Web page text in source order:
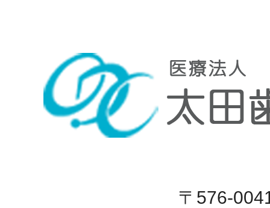
〒576-